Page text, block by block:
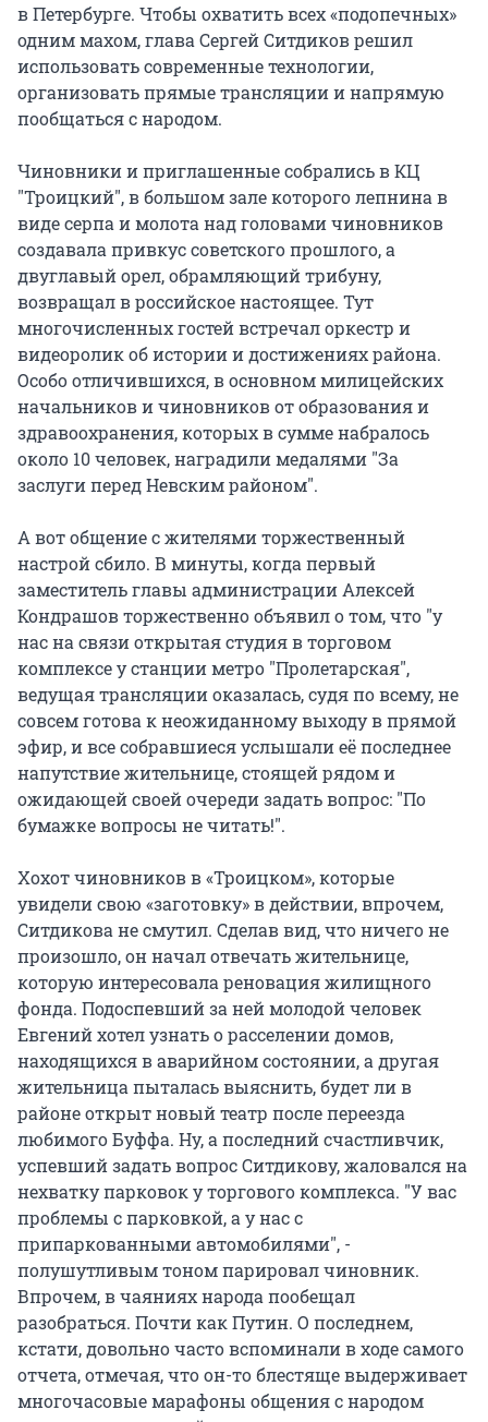
в Петербурге. Чтобы охватить всех «подопечных»
одним махом, глава Сергей Ситдиков решил
использовать современные технологии,
организовать прямые трансляции и напрямую
пообщаться с народом.
Чиновники и приглашенные собрались в КЦ
"Троицкий", в большом зале которого лепнина в
виде серпа и молота над головами чиновников
создавала привкус советского прошлого, а
двуглавый орел, обрамляющий трибуну,
возвращал в российское настоящее. Тут
многочисленных гостей встречал оркестр и
видеоролик об истории и достижениях района.
Особо отличившихся, в основном милицейских
начальников и чиновников от образования и
здравоохранения, которых в сумме набралось
около 10 человек, наградили медалями "За
заслуги перед Невским районом".
А вот общение с жителями торжественный
настрой сбило. В минуты, когда первый
заместитель главы администрации Алексей
Кондрашов торжественно объявил о том, что "у
нас на связи открытая студия в торговом
комплексе у станции метро "Пролетарская",
ведущая трансляции оказалась, судя по всему, не
совсем готова к неожиданному выходу в прямой
эфир, и все собравшиеся услышали её последнее
напутствие жительнице, стоящей рядом и
ожидающей своей очереди задать вопрос: "По
бумажке вопросы не читать!".
Хохот чиновников в «Троицком», которые
увидели свою «заготовку» в действии, впрочем,
Ситдикова не смутил. Сделав вид, что ничего не
произошло, он начал отвечать жительнице,
которую интересовала реновация жилищного
фонда. Подоспевший за ней молодой человек
Евгений хотел узнать о расселении домов,
находящихся в аварийном состоянии, а другая
жительница пыталась выяснить, будет ли в
районе открыт новый театр после переезда
любимого Буффа. Ну, а последний счастливчик,
успевший задать вопрос Ситдикову, жаловался на
нехватку парковок у торгового комплекса. "У вас
проблемы с парковкой, а у нас с
припаркованными автомобилями", -
полушутливым тоном парировал чиновник.
Впрочем, в чаяниях народа пообещал
разобраться. Почти как Путин. О последнем,
кстати, довольно часто вспоминали в ходе самого
отчета, отмечая, что он-то блестяще выдерживает
многочасовые марафоны общения с народом